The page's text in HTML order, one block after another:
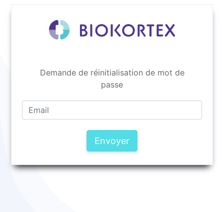
Demande de réinitialisation de mot de
passe
Envoyer